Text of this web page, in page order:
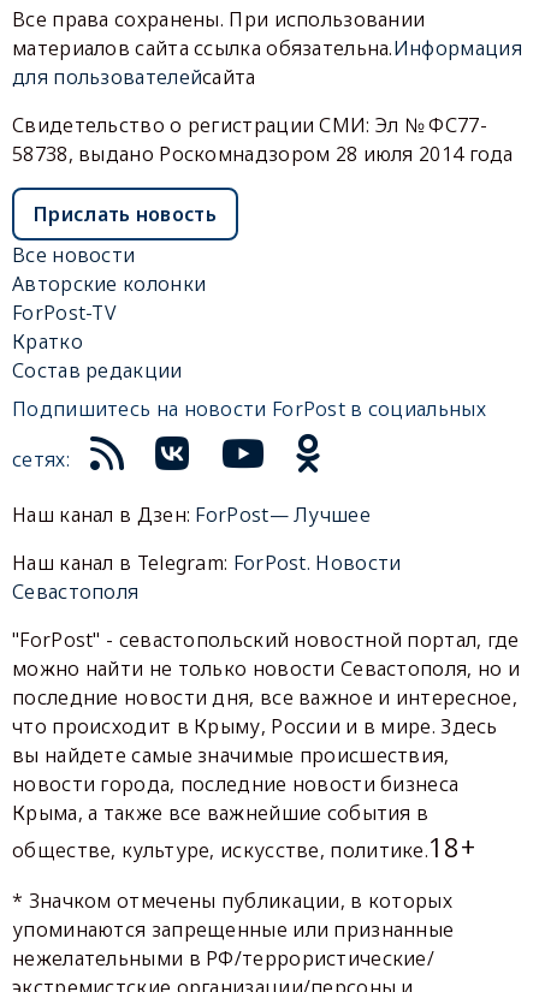
Все права сохранены. При использовании
материалов сайта ссылка обязательна.Информация
для пользователейсайта
Свидетельство о регистрации СМИ: Эл № ФС77-
58738, выдано Роскомнадзором 28 июля 2014 года
Прислать новость
Все новости
Авторские колонки
ForPost-TV
Кратко
Состав редакции
Подпишитесь на новости ForPost в социальных
сетях:
Наш канал в Дзен: ForPost— Лучшее
Наш канал в Telegram: ForPost. Новости
Севастополя
"ForPost" - севастопольский новостной портал, где
можно найти не только новости Севастополя, но и
последние новости дня, все важное и интересное,
что происходит в Крыму, России и в мире. Здесь
вы найдете самые значимые происшествия,
новости города, последние новости бизнеса
Крыма, а также все важнейшие события в
обществе, культуре, искусстве, политике.18+
* Значком отмечены публикации, в которых
упоминаются запрещенные или признанные
нежелательными в РФ/террористические/